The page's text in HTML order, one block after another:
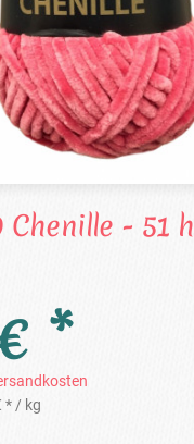
Chenille - 51
*
* / kg